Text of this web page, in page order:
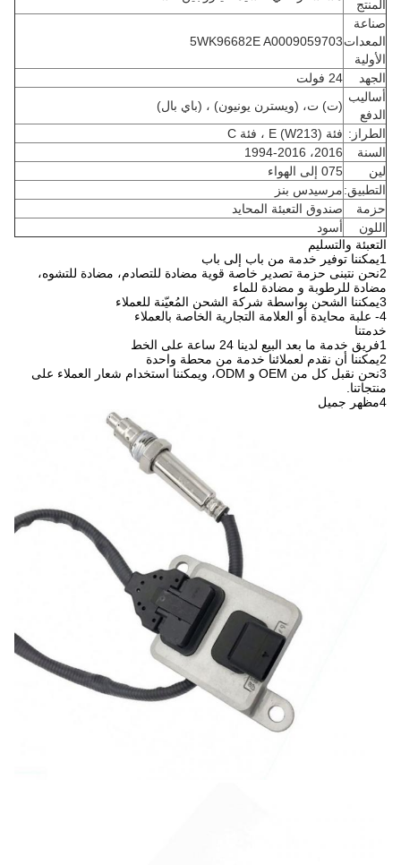
المنتج
صناعة
المعدات
الأولية
5WK96682E A0009059703
الجهد
24 فولت
أساليب
الدفع
(ت) ت، (ويسترن يونيون) ، (باي بال)
الطراز: فئة E (W213) ، فئة C
السنة
2016، 1994-2016
لين
075 إلى الهواء
التطبيق:مرسيدس بنز
حزمة
صندوق التعبئة المحايد
اللون
أسود
التعبئة والتسليم
1يمكننا توفير خدمة من باب إلى باب
2نحن نتبنى حزمة تصدير خاصة قوية مضادة للتصادم، مضادة للتشوه،
مضادة للرطوبة و مضادة للماء
3يمكننا الشحن بواسطة شركة الشحن المُعيّنة للعملاء
4- علبة محايدة أو العلامة التجارية الخاصة بالعملاء
خدمتنا
1فريق خدمة ما بعد البيع لدينا 24 ساعة على الخط
2يمكننا أن نقدم لعملائنا خدمة من محطة واحدة
3نحن نقبل كل من OEM و ODM، ويمكننا استخدام شعار العملاء على
منتجاتنا.
4مظهر جميل